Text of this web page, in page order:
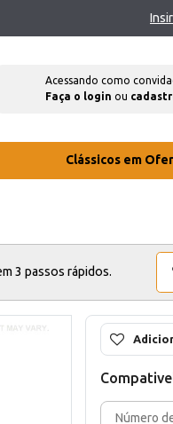
Acessando como
Faça o login ou
Clássicos em
3 passos rápidos.